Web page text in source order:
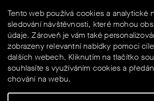
Tento web používá cookies a analytické
sledování návštěvnosti, které mohou
údaje. Zároveň je vám také
zobrazeny relevantní nabídky pomoci
dalších webech. Kliknutím na tlačítko
souhlasíte s využíváním cookies a
chování na webu.
RYCHLÉ KONTAKTY
info@assos-shop.cz
+420 605 234 525
Powered by
Shoptet